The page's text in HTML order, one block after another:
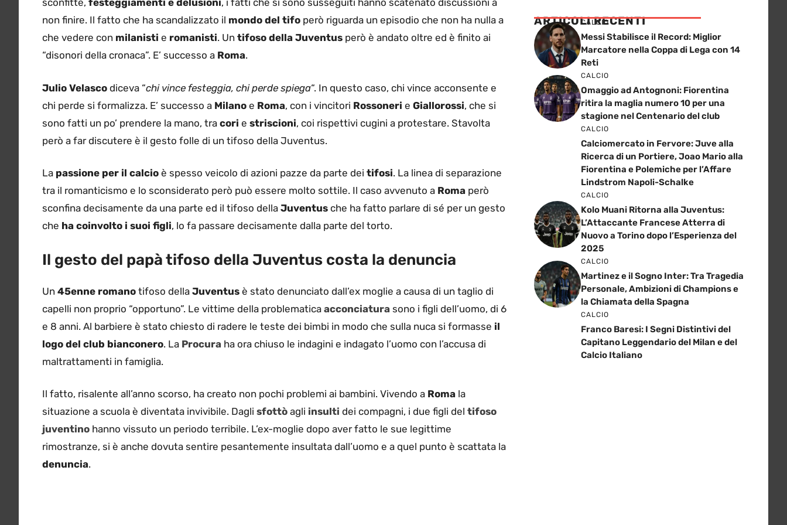
sconfitte, festeggiamenti e delusioni, i fatti che si sono susseguiti hanno scatenato discussioni a
non finire. Il fatto che ha scandalizzato il mondo del tifo però riguarda un episodio che non ha nulla a
che vedere con milanisti e romanisti. Un tifoso della Juventus però è andato oltre ed è finito ai
“disonori della cronaca”. E’ successo a Roma.
Julio Velasco diceva “chi vince festeggia, chi perde spiega“. In questo caso, chi vince acconsente e
chi perde si formalizza. E’ successo a Milano e Roma, con i vincitori Rossoneri e Giallorossi, che si
sono fatti un po’ prendere la mano, tra cori e striscioni, coi rispettivi cugini a protestare. Stavolta
però a far discutere è il gesto folle di un tifoso della Juventus.
La passione per il calcio è spesso veicolo di azioni pazze da parte dei tifosi. La linea di separazione
tra il romanticismo e lo sconsiderato però può essere molto sottile. Il caso avvenuto a Roma però
sconfina decisamente da una parte ed il tifoso della Juventus che ha fatto parlare di sé per un gesto
che ha coinvolto i suoi figli, lo fa passare decisamente dalla parte del torto.
Il gesto del papà tifoso della Juventus costa la denuncia
Un 45enne romano tifoso della Juventus è stato denunciato dall’ex moglie a causa di un taglio di
capelli non proprio “opportuno”. Le vittime della problematica acconciatura sono i figli dell’uomo, di 6
e 8 anni. Al barbiere è stato chiesto di radere le teste dei bimbi in modo che sulla nuca si formasse il
logo del club bianconero. La Procura ha ora chiuso le indagini e indagato l’uomo con l’accusa di
maltrattamenti in famiglia.
Il fatto, risalente all’anno scorso, ha creato non pochi problemi ai bambini. Vivendo a Roma la
situazione a scuola è diventata invivibile. Dagli sfottò agli insulti dei compagni, i due figli del tifoso
juventino hanno vissuto un periodo terribile. L’ex-moglie dopo aver fatto le sue legittime
rimostranze, si è anche dovuta sentire pesantemente insultata dall’uomo e a quel punto è scattata la
denuncia.
ARTICOLI RECENTI
CALCIO
Messi Stabilisce il Record: Miglior
Marcatore nella Coppa di Lega con 14
Reti
CALCIO
Omaggio ad Antognoni: Fiorentina
ritira la maglia numero 10 per una
stagione nel Centenario del club
CALCIO
Calciomercato in Fervore: Juve alla
Ricerca di un Portiere, Joao Mario alla
Fiorentina e Polemiche per l’Affare
Lindstrom Napoli-Schalke
CALCIO
Kolo Muani Ritorna alla Juventus:
L’Attaccante Francese Atterra di
Nuovo a Torino dopo l’Esperienza del
2025
CALCIO
Martinez e il Sogno Inter: Tra Tragedia
Personale, Ambizioni di Champions e
la Chiamata della Spagna
CALCIO
Franco Baresi: I Segni Distintivi del
Capitano Leggendario del Milan e del
Calcio Italiano